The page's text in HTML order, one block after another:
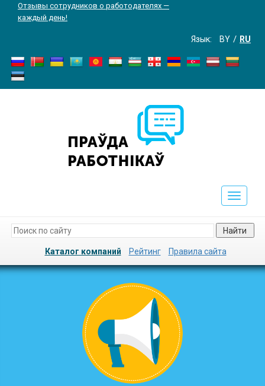
Отзывы сотрудников о работодателях —
каждый день!
Язык: BY RU
Toggle
Найти
Каталог компаний Рейтинг Правила сайта